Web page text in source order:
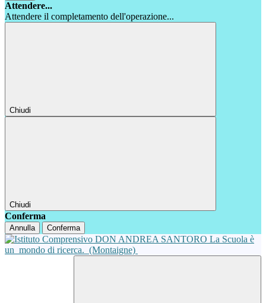
Attendere...
Attendere il completamento dell'operazione...
Chiudi
Chiudi
Conferma
Annulla Conferma
La Scuola è
un mondo di ricerca. (Montaigne)